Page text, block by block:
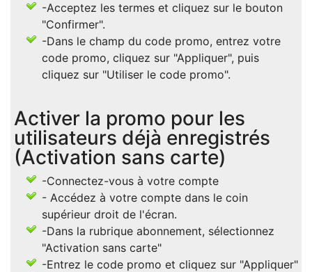
-Acceptez les termes et cliquez sur le bouton
"Confirmer".
-Dans le champ du code promo, entrez votre
code promo, cliquez sur "Appliquer", puis
cliquez sur "Utiliser le code promo".
Activer la promo pour les
utilisateurs déjà enregistrés
(Activation sans carte)
-Connectez-vous à votre compte
- Accédez à votre compte dans le coin
supérieur droit de l'écran.
-Dans la rubrique abonnement, sélectionnez
"Activation sans carte"
-Entrez le code promo et cliquez sur "Appliquer"